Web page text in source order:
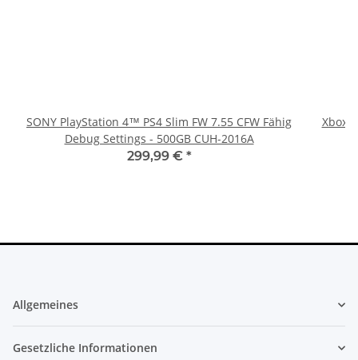
SONY PlayStation 4™ PS4 Slim FW 7.55 CFW Fähig
Debug Settings - 500GB CUH-2016A
299,99 € *
Xbox
Allgemeines
Gesetzliche Informationen